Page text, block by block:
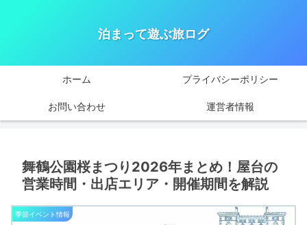
泊まって遊ぶ旅ログ
ホーム プライバシーポリシー
お問い合わせ 運営者情報
舞鶴公園桜まつり2026年まとめ！屋台の
営業時間・出店エリア・開催期間を解説
季節イベント情報